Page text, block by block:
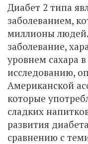
Диабет 2 типа
заболеванием,
миллионы
заболевание,
уровнем сахара
исследованию,
Американской
которые
сладких
развития
сравнению с